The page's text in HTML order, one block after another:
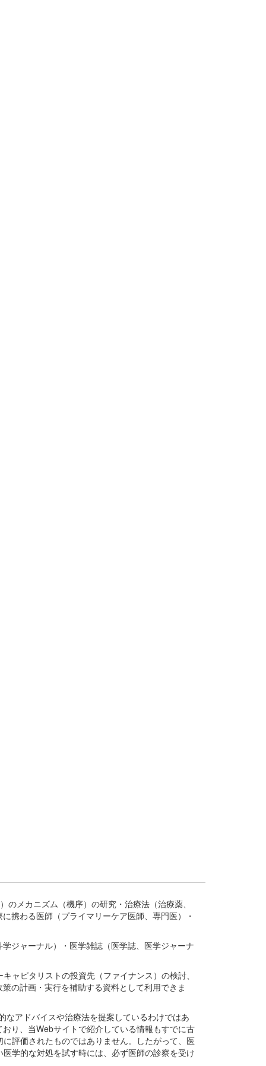
メカニズム（機序）の研究・治療法（治療薬、
携わる医師（プライマリーケア医師、専門医）・
ジャーナル）・医学雑誌（医学誌、医学ジャーナ
ャピタリストの投資先（ファイナンス）の検討、
の計画・実行を補助する資料として利用できま
アドバイスや治療法を提案しているわけではあ
り、当Webサイトで紹介している情報もすでに古
評価されたものではありません。したがって、医
学的な対処を試す時には、必ず医師の診察を受け